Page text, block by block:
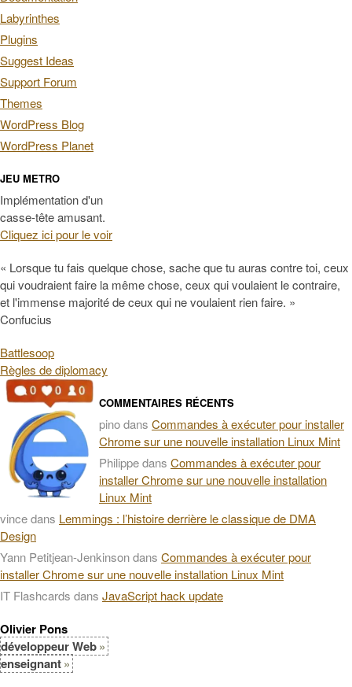
Labyrinthes
Plugins
Suggest Ideas
Support Forum
Themes
WordPress Blog
WordPress Planet
JEU METRO
Implémentation d'un
casse-tête amusant.
Cliquez ici pour le voir
« Lorsque tu fais quelque chose, sache que tu auras contre toi, ceux
qui voudraient faire la même chose, ceux qui voulaient le contraire,
et l'immense majorité de ceux qui ne voulaient rien faire. »
Confucius
Battlesoop
Règles de diplomacy
COMMENTAIRES RÉCENTS
pinodans Commandes à exécuter pour installer
Chrome sur une nouvelle installation Linux Mint
Philippedans Commandes à exécuter pour
installer Chrome sur une nouvelle installation
Linux Mint
vincedans Lemmings : l’histoire derrière le classique de DMA
Design
Yann Petitjean-Jenkinsondans Commandes à exécuter pour
installer Chrome sur une nouvelle installation Linux Mint
IT Flashcards dans JavaScript hack update
Olivier Pons
développeur Web
enseignant